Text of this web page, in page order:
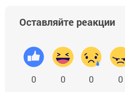
Оставляйте реакции
0 0 0 0